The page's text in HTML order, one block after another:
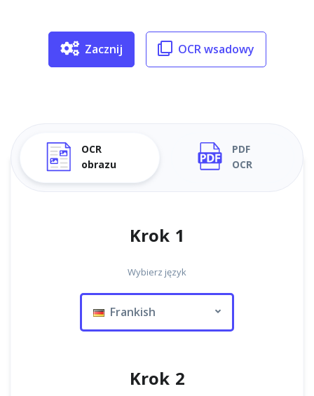
Zacznij OCR wsadowy
OCR
obrazu
PDF
OCR
Krok 1
Wybierz język
Frankish
Krok 2